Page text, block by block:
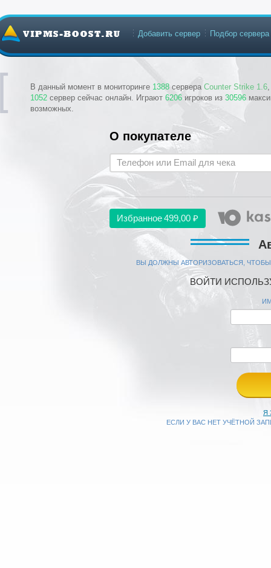
В данный момент в мониторинге 1388 сервера Counter Strike 1.6
1052 сервер сейчас онлайн. Играют 6206 игроков из 30596
возможных.
Добавить сервер Подбор сервера
О покупателе
Избранное499,00 ₽
ВЫ ДОЛЖНЫ АВТОРИЗОВАТЬСЯ,
ВОЙТИ
Я
ЕСЛИ У ВАС НЕТ УЧЁТНОЙ